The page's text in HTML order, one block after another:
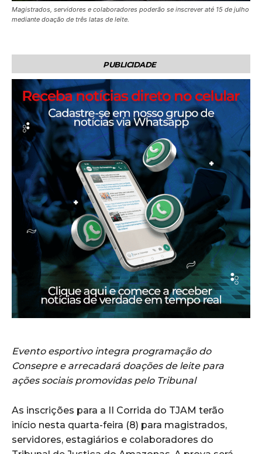
Magistrados, servidores e colaboradores poderão se inscrever até 15 de julho
mediante doação de três latas de leite.
PUBLICIDADE
Evento esportivo integra programação do
Consepre e arrecadará doações de leite para
ações sociais promovidas pelo Tribunal
As inscrições para a II Corrida do TJAM terão
início nesta quarta-feira (8) para magistrados,
servidores, estagiários e colaboradores do